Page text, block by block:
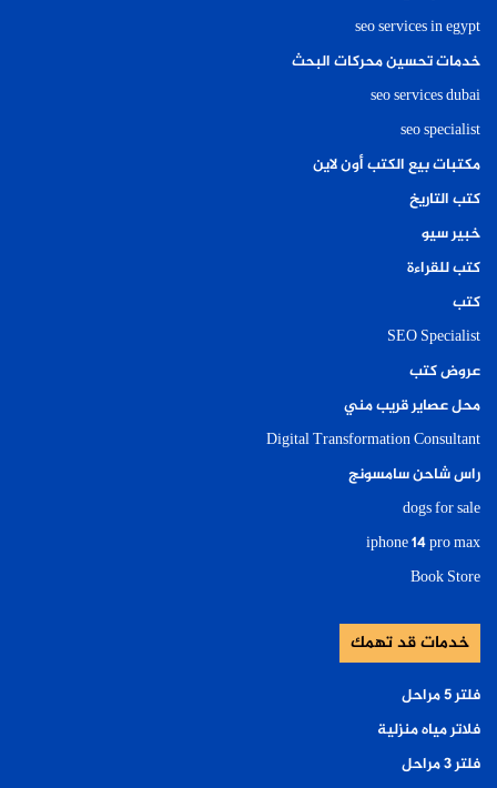
seo services in egypt
خدمات تحسين محركات البحث
seo services dubai
seo specialist
مكتبات بيع الكتب أون لاين
كتب التاريخ
خبير سيو
كتب للقراءة
كتب
SEO Specialist
عروض كتب
محل عصاير قريب مني
Digital Transformation Consultant
راس شاحن سامسونج
dogs for sale
iphone 14 pro max
Book Store
خدمات قد تهمك
فلتر ٥ مراحل
فلاتر مياه منزلية
فلتر ٣ مراحل